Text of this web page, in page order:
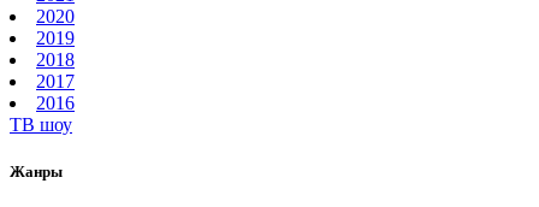
2020
2019
2018
2017
2016
ТВ шоу
Жанры